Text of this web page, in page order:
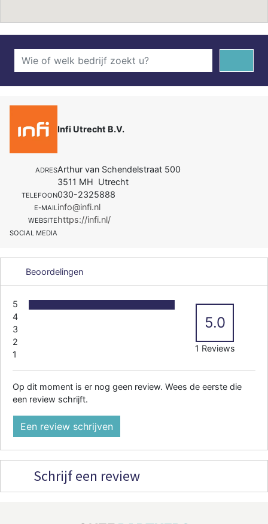
Infi Utrecht B.V.
ADRESArthur van Schendelstraat 500
3511 MH Utrecht
TELEFOON030-2325888
E-MAILinfo@infi.nl
WEBSITEhttps://infi.nl/
SOCIAL MEDIA
Beoordelingen
5
4
3
2
1
5.0
1 Reviews
Op dit moment is er nog geen review. Wees de eerste die
een review schrijft.
Een review schrijven
Schrijf een review